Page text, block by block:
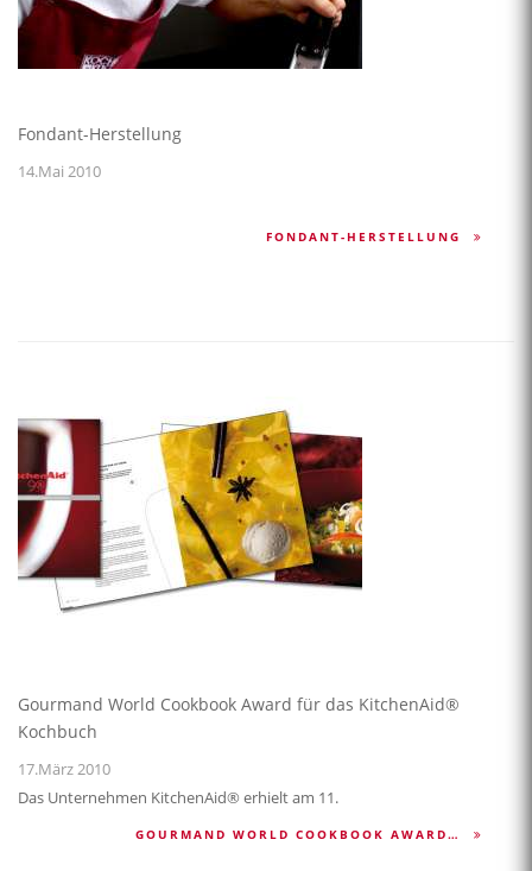
Fondant-Herstellung
14.Mai 2010
FONDANT-HERSTELLUNG
Gourmand World Cookbook Award für das KitchenAid®
Kochbuch
17.März 2010
Das Unternehmen KitchenAid® erhielt am 11.
GOURMAND WORLD COOKBOOK AWARD…